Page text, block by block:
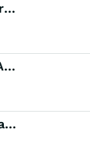
Wer nicht investiert, verliert: Der American Dream zerbricht – außer du besitzt Aktien, meint Bill A
70 Prozent abgehängt: Amerikas Reiche kaufen weiter – der Rest kämpft mit Miete und Zinsen
Flash-Crash voraus: Snapback-Schock: Der S&P 500 könnte die Jahresrallye fast wieder auslöschen